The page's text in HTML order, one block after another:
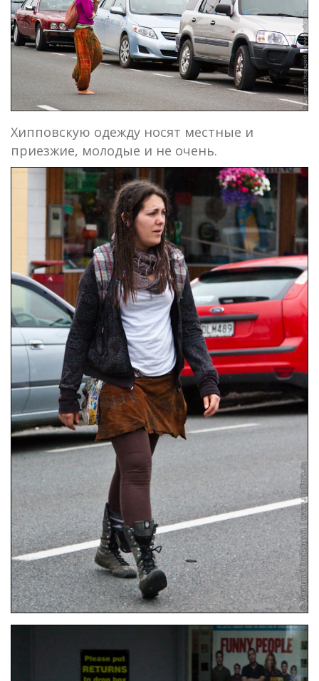
Хипповскую одежду носят местные и
приезжие, молодые и не очень.